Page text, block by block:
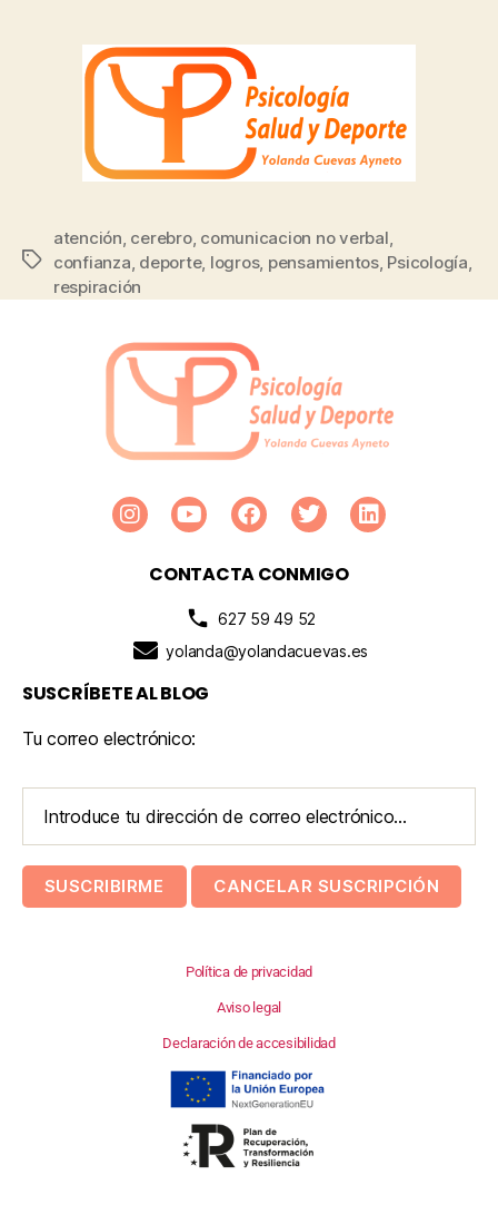
atención cerebro, comunicacion no verbal
confianza deporte, logros, pensamientos, Psicología
respiración
CONTACTA CONMIGO
627 59 49 52
yolanda@yolandacuevas.es
SUSCRÍBETE AL BLOG
Tu correo electrónico:
Política de privacidad
Aviso legal
Declaración de accesibilidad